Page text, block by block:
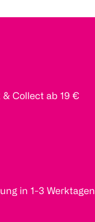
Collect ab 19 €
in 1-3 Werktagen